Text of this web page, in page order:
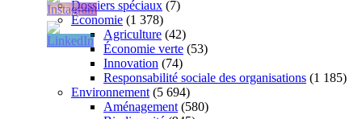
Dossiers spéciaux (7)
Économie (1 378)
Agriculture (42)
Économie verte (53)
Innovation (74)
Responsabilité sociale des organisations (1 185)
Environnement (5 694)
Aménagement (580)